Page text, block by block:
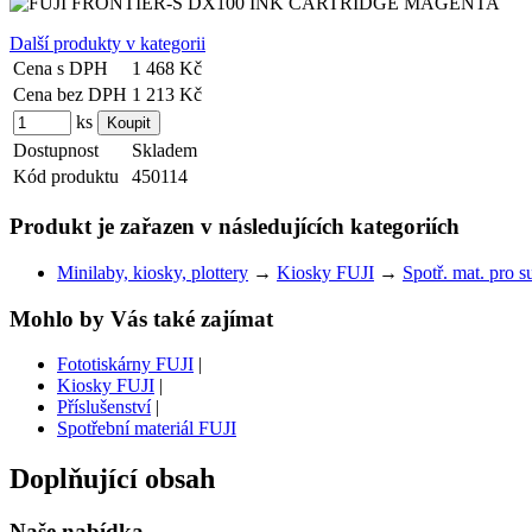
Další produkty v kategorii
Cena s DPH
1 468 Kč
Cena bez DPH 1 213 Kč
ks
Dostupnost
Skladem
Kód produktu
450114
Produkt je zařazen v následujících kategoriích
Minilaby, kiosky, plottery → Kiosky FUJI → Spotř. mat. pro
Mohlo by Vás také zajímat
Fototiskárny FUJI |
Kiosky FUJI |
Příslušenství|
Spotřební materiál FUJI
Doplňující obsah